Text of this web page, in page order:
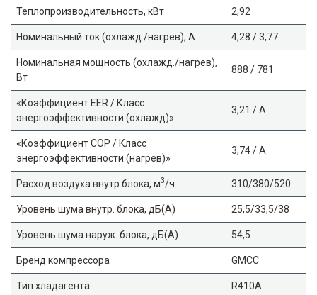
Теплопроизводительность, кВт 2,92
Номинальный ток (охлажд./нагрев), А 4,28 / 3,77
Номинальная мощность (охлажд./нагрев),
Вт
888 / 781
«Коэффициент EER / Класс
энергоэффективности (охлажд)»
3,21 / A
«Коэффициент COP / Класс
энергоэффективности (нагрев)»
3,74 / A
Расход воздуха внутр.блока, м3/ч 310/380/520
Уровень шума внутр. блока, дБ(А) 25,5/33,5/38
Уровень шума наруж. блока, дБ(А) 54,5
Бренд компрессора GMCC
Тип хладагента R410A